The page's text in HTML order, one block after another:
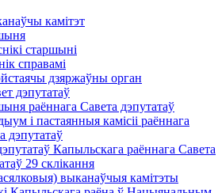
камітэт
старшыні
справамі
дзяржаўны орган
дэпутатаў
раённага Савета дэпутатаў
і пастаянныя камісіі раённага
дэпутатаў
Капыльскага раённага Савета
29 склікання
выканаўчыя камітэты